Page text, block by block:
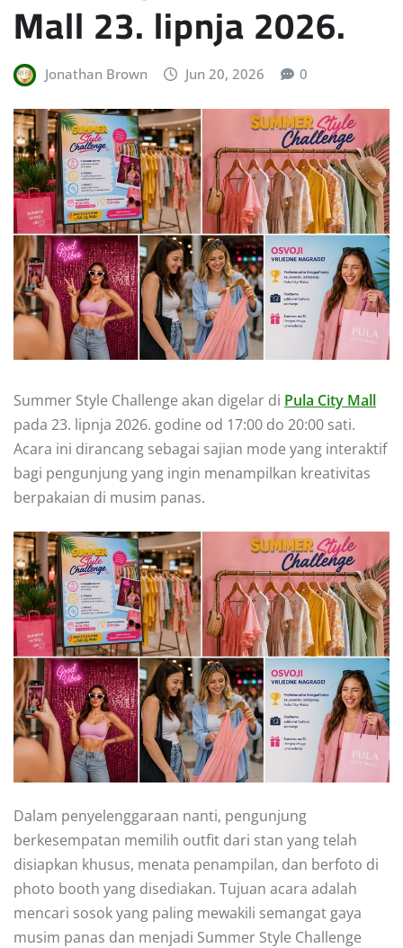
Mall 23. lipnja 2026.
Jonathan Brown Jun 20, 2026 0
Summer Style Challenge akan digelar di Pula City Mall
pada 23. lipnja 2026. godine od 17:00 do 20:00 sati.
Acara ini dirancang sebagai sajian mode yang interaktif
bagi pengunjung yang ingin menampilkan kreativitas
berpakaian di musim panas.
Dalam penyelenggaraan nanti, pengunjung
berkesempatan memilih outfit dari stan yang telah
disiapkan khusus, menata penampilan, dan berfoto di
photo booth yang disediakan. Tujuan acara adalah
mencari sosok yang paling mewakili semangat gaya
musim panas dan menjadi Summer Style Challenge